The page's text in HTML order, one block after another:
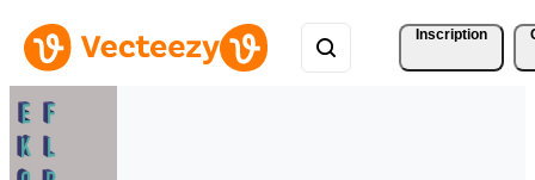
Inscription